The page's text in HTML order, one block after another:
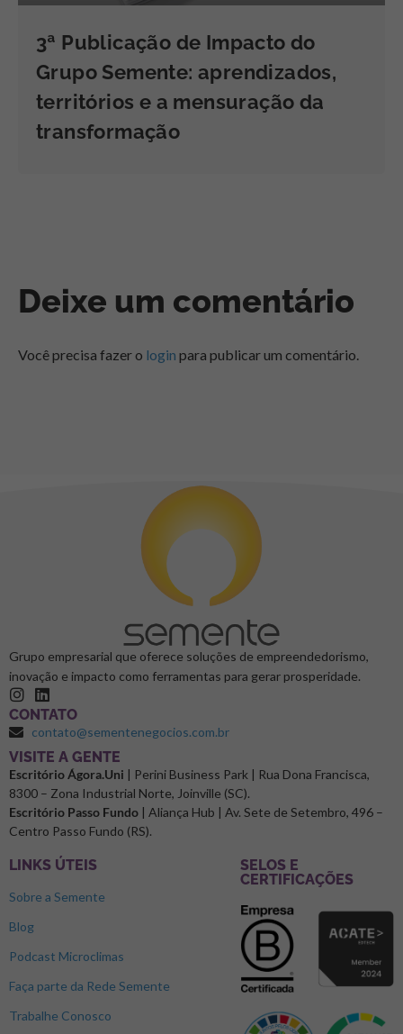
3ª Publicação de Impacto do
Grupo Semente: aprendizados,
territórios e a mensuração da
transformação
Deixe um comentário
Você precisa fazer o login para publicar um comentário.
Grupo empresarial que oferece soluções de empreendedorismo,
inovação e impacto como ferramentas para gerar prosperidade.
CONTATO
contato@sementenegocios.com.br
⁠VISITE A GENTE
Escritório Ágora.Uni | Perini Business Park | Rua Dona Francisca,
8300 – Zona Industrial Norte, Joinville (SC).
Escritório Passo Fundo | Aliança Hub | Av. Sete de Setembro, 496 –
Centro Passo Fundo (RS).
LINKS ÚTEIS
Sobre a Semente
Blog
Podcast Microclimas
Faça parte da Rede Semente
Trabalhe Conosco
SELOS E
CERTIFICAÇÕES